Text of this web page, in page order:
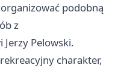
podobną
z
Jerzy Pelowski.
charakter,